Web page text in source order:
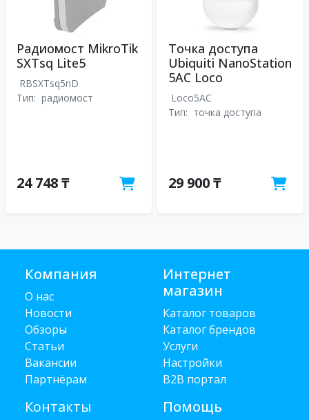
Радиомост MikroTik
SXTsq Lite5
RBSXTsq5nD
Тип: радиомост
24 748 ₸
Точка доступа
Ubiquiti NanoStation
5AC Loco
Loco5AC
Тип: точка доступа
29 900 ₸
Компания
О нас
Новости
Обзоры
Статьи
Вакансии
Партнёрам
Контакты
Интернет
магазин
Каталог товаров
Каталог брендов
Услуги
Настройки
B2B портал
Помощь